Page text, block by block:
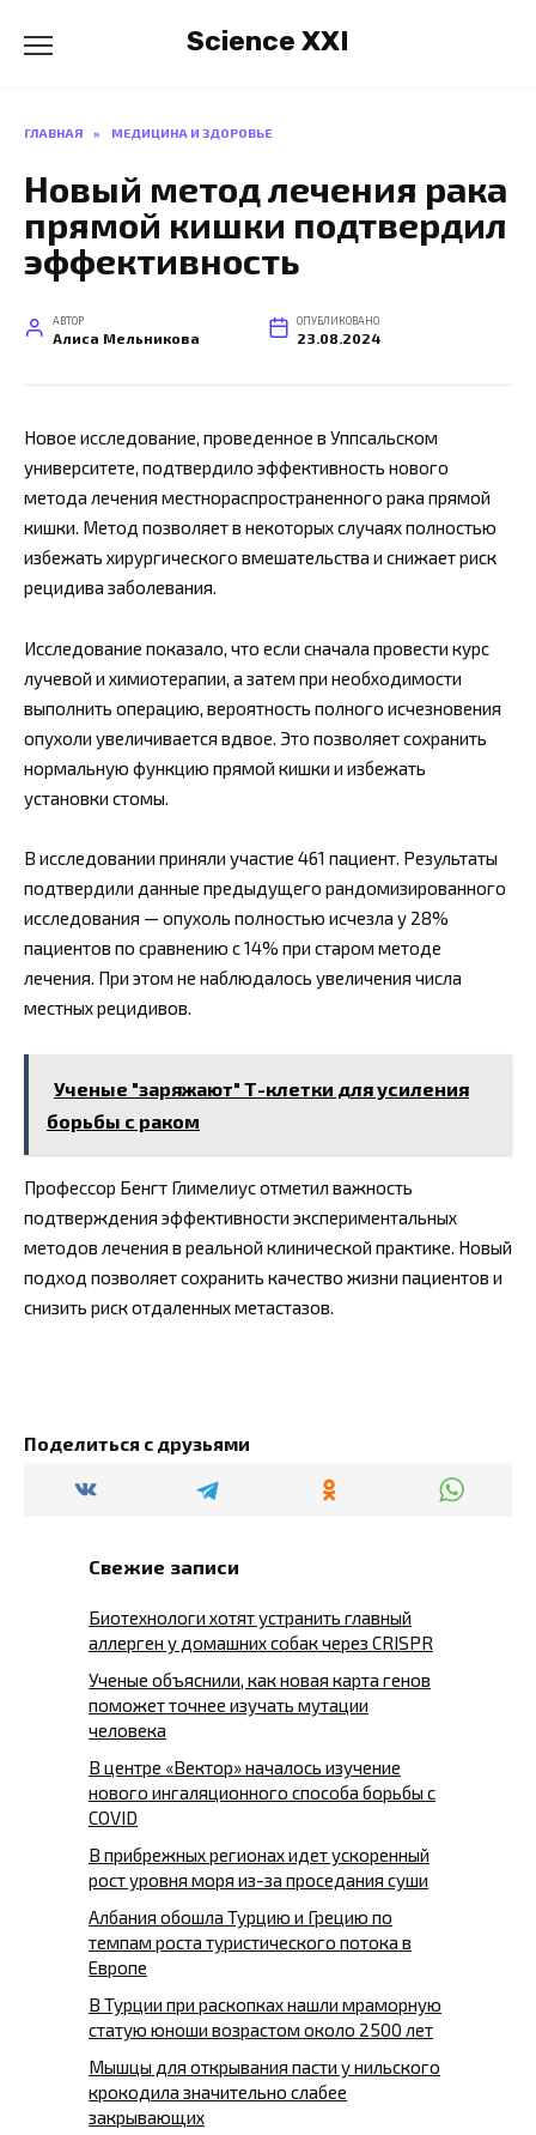
содержанию
Science XXI
ГЛАВНАЯ » МЕДИЦИНА И ЗДОРОВЬЕ
Новый метод лечения рака
прямой кишки подтвердил
эффективность
АВТОР
Алиса Мельникова
ОПУБЛИКОВАНО
23.08.2024
Новое исследование, проведенное в Уппсальском
университете, подтвердило эффективность нового
метода лечения местнораспространенного рака прямой
кишки. Метод позволяет в некоторых случаях полностью
избежать хирургического вмешательства и снижает риск
рецидива заболевания.
Исследование показало, что если сначала провести курс
лучевой и химиотерапии, а затем при необходимости
выполнить операцию, вероятность полного исчезновения
опухоли увеличивается вдвое. Это позволяет сохранить
нормальную функцию прямой кишки и избежать
установки стомы.
В исследовании приняли участие 461 пациент. Результаты
подтвердили данные предыдущего рандомизированного
исследования — опухоль полностью исчезла у 28%
пациентов по сравнению с 14% при старом методе
лечения. При этом не наблюдалось увеличения числа
местных рецидивов.
Ученые "заряжают" Т-клетки для усиления
борьбы с раком
Профессор Бенгт Глимелиус отметил важность
подтверждения эффективности экспериментальных
методов лечения в реальной клинической практике. Новый
подход позволяет сохранить качество жизни пациентов и
снизить риск отдаленных метастазов.
Поделиться с друзьями
Свежие записи
Биотехнологи хотят устранить главный
аллерген у домашних собак через CRISPR
Ученые объяснили, как новая карта генов
поможет точнее изучать мутации
человека
В центре «Вектор» началось изучение
нового ингаляционного способа борьбы с
COVID
В прибрежных регионах идет ускоренный
рост уровня моря из-за проседания суши
Албания обошла Турцию и Грецию по
темпам роста туристического потока в
Европе
В Турции при раскопках нашли мраморную
статую юноши возрастом около 2500 лет
Мышцы для открывания пасти у нильского
крокодила значительно слабее
закрывающих